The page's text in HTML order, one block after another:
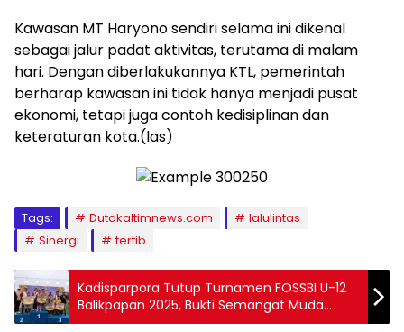
Kawasan MT Haryono sendiri selama ini dikenal
sebagai jalur padat aktivitas, terutama di malam
hari. Dengan diberlakukannya KTL, pemerintah
berharap kawasan ini tidak hanya menjadi pusat
ekonomi, tetapi juga contoh kedisiplinan dan
keteraturan kota.(las)
Tags: Dutakaltimnews.com
lalulintas
Sinergi
tertib
Kadisparpora Tutup Turnamen FOSSBI U-12
Balikpapan 2025, Bukti Semangat Muda
Berolahraga